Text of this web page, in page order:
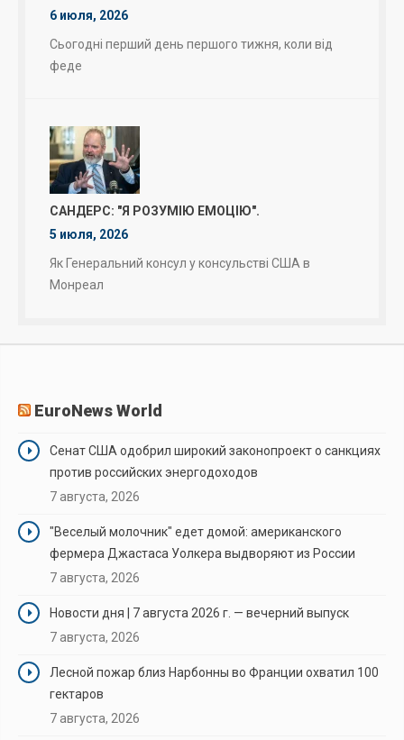
6 июля, 2026
Сьогодні перший день першого тижня, коли від
феде
САНДЕРС: "Я РОЗУМІЮ ЕМОЦІЮ".
5 июля, 2026
Як Генеральний консул у консульстві США в
Монреал
EuroNews World
Сенат США одобрил широкий законопроект о санкциях
против российских энергодоходов
7 августа, 2026
"Веселый молочник" едет домой: американского
фермера Джастаса Уолкера выдворяют из России
7 августа, 2026
Новости дня | 7 августа 2026 г. — вечерний выпуск
7 августа, 2026
Лесной пожар близ Нарбонны во Франции охватил 100
гектаров
7 августа, 2026